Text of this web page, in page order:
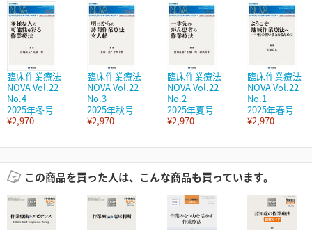
臨床作業療法
NOVA Vol.22
No.4
2025年冬号
¥2,970
臨床作業療法
NOVA Vol.22
No.3
2025年秋号
¥2,970
臨床作業療法
NOVA Vol.22
No.2
2025年夏号
¥2,970
臨床作業療法
NOVA Vol.22
No.1
2025年春号
¥2,970
この商品を買った人は、こんな商品も買っています。